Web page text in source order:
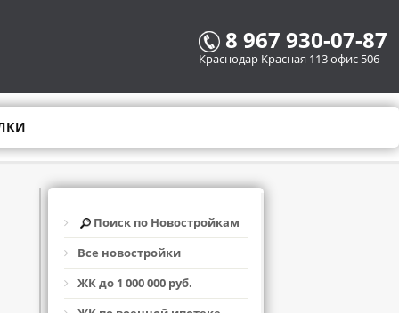
8 967 930-07-87
Краснодар Красная 113 офис 506
Поиск по Новостройкам
Все новостройки
ЖК до 1 000 000 руб.